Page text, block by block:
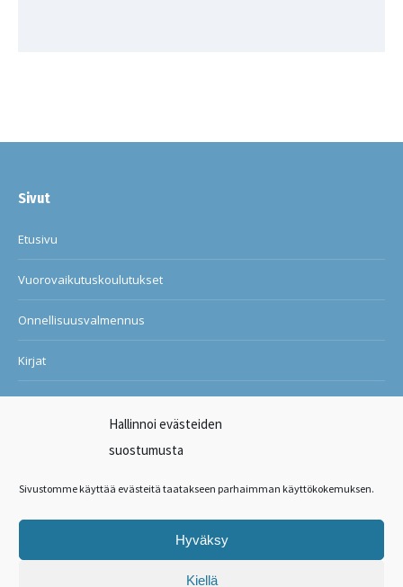
Hallinnoi evästeiden
suostumusta
Sivustomme käyttää evästeitä taatakseen parhaimman käyttökokemuksen.
Hyväksy
Kiellä
Sivut
Etusivu
Vuorovaikutuskoulutukset
Onnellisuusvalmennus
Kirjat
Blogi
Suosituksia asiakkailtani
Ota yhteyttä